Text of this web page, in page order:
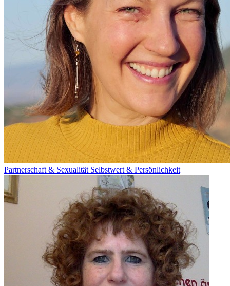
Partnerschaft & Sexualität Selbstwert & Persönlichkeit